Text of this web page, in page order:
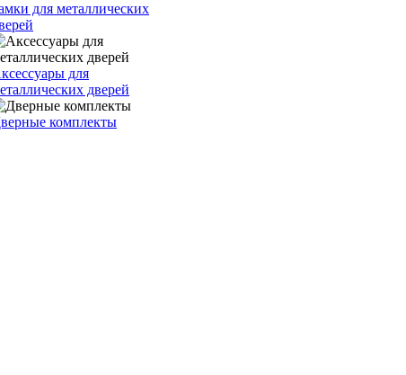
для металлических
для
дверей
комплекты